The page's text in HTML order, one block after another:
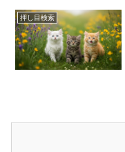
押し目検索